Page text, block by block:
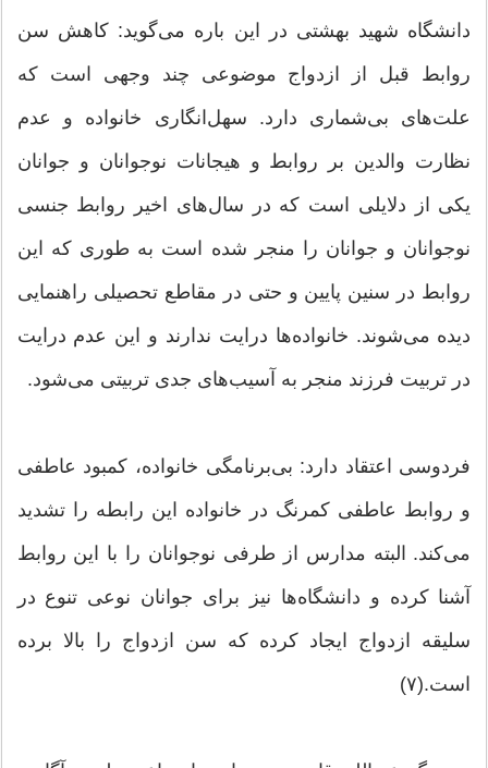
دانشگاه شهید بهشتی در این باره می‌گوید: کاهش سن
روابط قبل از ازدواج موضوعی چند وجهی است که
علت‌های بی‌شماری دارد. سهل‌انگاری خانواده و عدم
نظارت والدین بر روابط و هیجانات نوجوانان و جوانان
یکی از دلایلی است که در سال‌های اخیر روابط جنسی
نوجوانان و جوانان را منجر شده است به طوری که این
روابط در سنین پایین و حتی در مقاطع تحصیلی راهنمایی
دیده می‌شوند. خانواده‌ها درایت ندارند و این عدم درایت
در تربیت فرزند منجر به آسیب‌های جدی تربیتی می‌شود.
فردوسی اعتقاد دارد: بی‌برنامگی خانواده، کمبود عاطفی
و روابط عاطفی کمرنگ در خانواده این رابطه را تشدید
می‌کند. البته مدارس از طرفی نوجوانان را با این روابط
آشنا کرده و دانشگاه‌ها نیز برای جوانان نوعی تنوع در
سلیقه ازدواج ایجاد کرده که سن ازدواج را بالا برده
است.(۷)